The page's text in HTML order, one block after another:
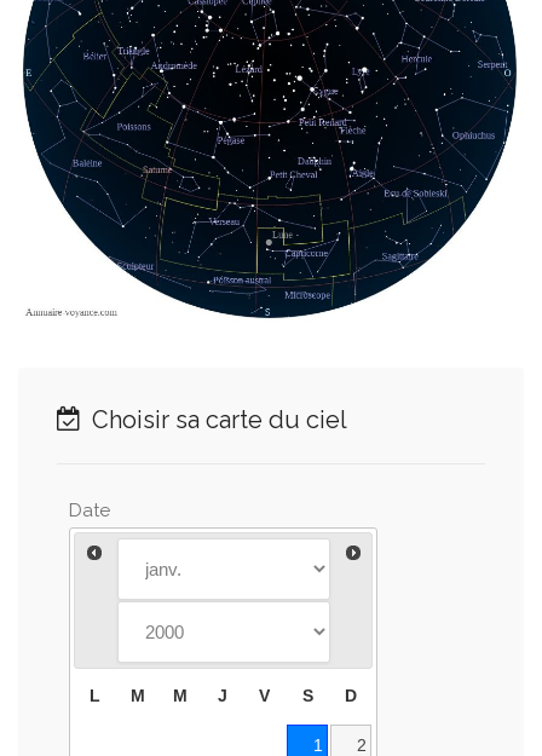
Choisir sa carte du ciel
Date
L M M J V S D
1 2